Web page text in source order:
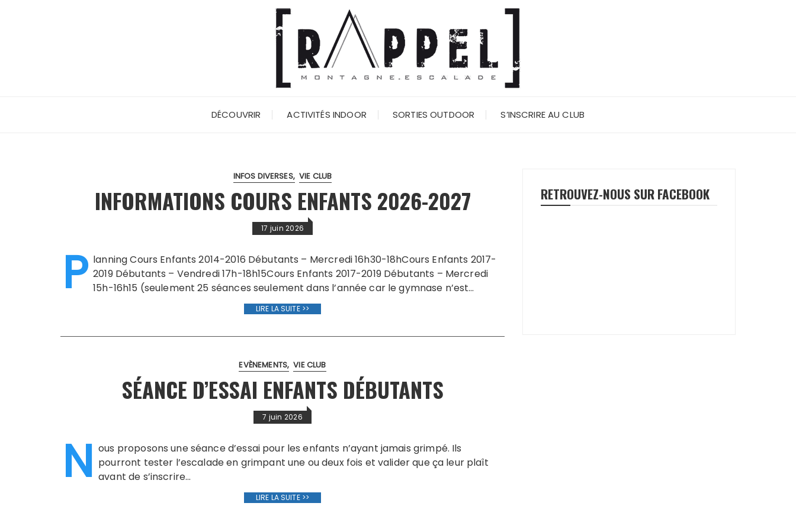
DÉCOUVRIR ACTIVITÉS INDOOR SORTIES OUTDOOR S’INSCRIRE AU CLUB
INFOS DIVERSES VIE CLUB
INFORMATIONS COURS ENFANTS 2026-2027
17 juin 2026
P lanning Cours Enfants 2014-2016 Débutants – Mercredi 16h30-18hCours Enfants 2017-
2019 Débutants – Vendredi 17h-18h15Cours Enfants 2017-2019 Débutants – Mercredi
15h-16h15 (seulement 25 séances seulement dans l’année car le gymnase n’est…
LIRE LA SUITE >>
EVÈNEMENTS VIE CLUB
SÉANCE D’ESSAI ENFANTS DÉBUTANTS
7 juin 2026
N ous proposons une séance d’essai pour les enfants n’ayant jamais grimpé. Ils
pourront tester l’escalade en grimpant une ou deux fois et valider que ça leur plaît
avant de s’inscrire…
LIRE LA SUITE >>
RETROUVEZ-NOUS SUR FACEBOOK